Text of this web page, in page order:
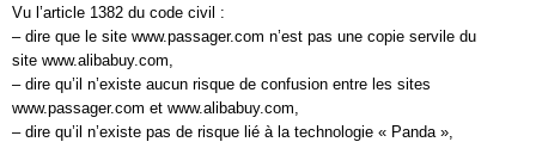
Vu l’article 1382 du code civil :
– dire que le site www.passager.com n’est pas une copie servile du
site www.alibabuy.com,
– dire qu’il n’existe aucun risque de confusion entre les sites
www.passager.com et www.alibabuy.com,
– dire qu’il n’existe pas de risque lié à la technologie « Panda »,